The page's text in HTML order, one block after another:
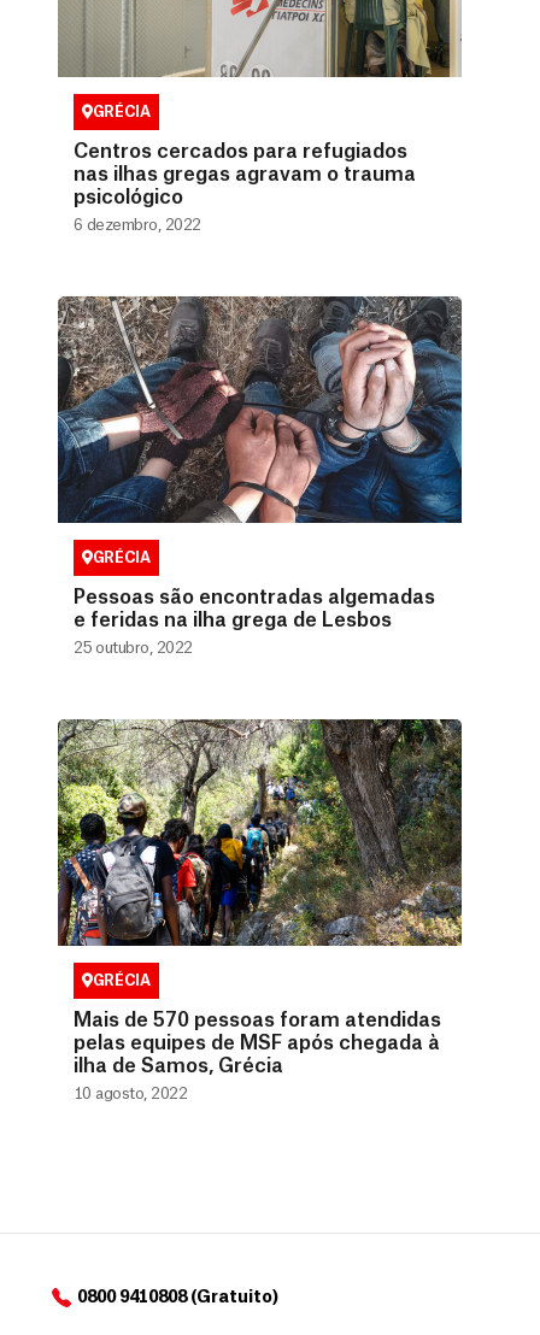
GRÉCIA
Centros cercados para refugiados
nas ilhas gregas agravam o trauma
psicológico
6 dezembro, 2022
GRÉCIA
Pessoas são encontradas algemadas
e feridas na ilha grega de Lesbos
25 outubro, 2022
GRÉCIA
Mais de 570 pessoas foram atendidas
pelas equipes de MSF após chegada à
ilha de Samos, Grécia
10 agosto, 2022
0800 9410808 (Gratuito)